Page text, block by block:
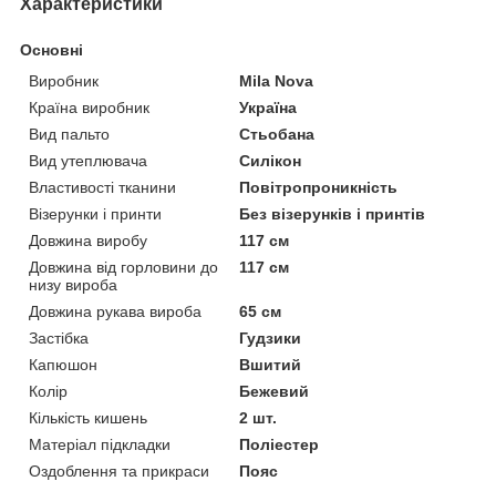
Основні
Виробник
Mila Nova
Країна виробник
Україна
Вид пальто
Стьобана
Вид утеплювача
Силікон
Властивості тканини
Повітропроникність
Візерунки і принти
Без візерунків і принтів
Довжина виробу
117 см
Довжина від горловини до
низу вироба
117 см
Довжина рукава вироба
65 см
Застібка
Гудзики
Капюшон
Вшитий
Колір
Бежевий
Кількість кишень
2 шт.
Матеріал підкладки
Поліестер
Оздоблення та прикраси
Пояс